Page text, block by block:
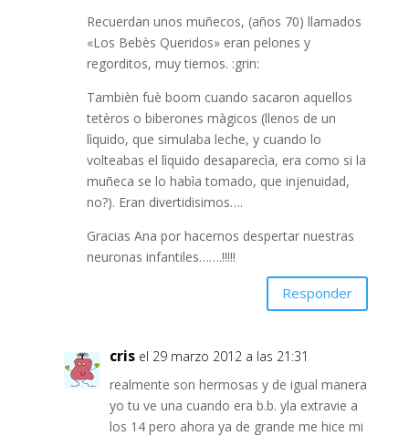
Recuerdan unos muñecos, (años 70) llamados
«Los Bebès Queridos» eran pelones y
regorditos, muy tiernos. :grin:
Tambièn fuè boom cuando sacaron aquellos
tetèros o biberones màgicos (llenos de un
lìquido, que simulaba leche, y cuando lo
volteabas el lìquido desaparecìa, era como si la
muñeca se lo habìa tomado, que injenuidad,
no?). Eran divertidisimos….
Gracias Ana por hacernos despertar nuestras
neuronas infantiles…….!!!!!
Responder
cris el 29 marzo 2012 a las 21:31
realmente son hermosas y de igual manera
yo tu ve una cuando era b.b. yla extravie a
los 14 pero ahora ya de grande me hice mi